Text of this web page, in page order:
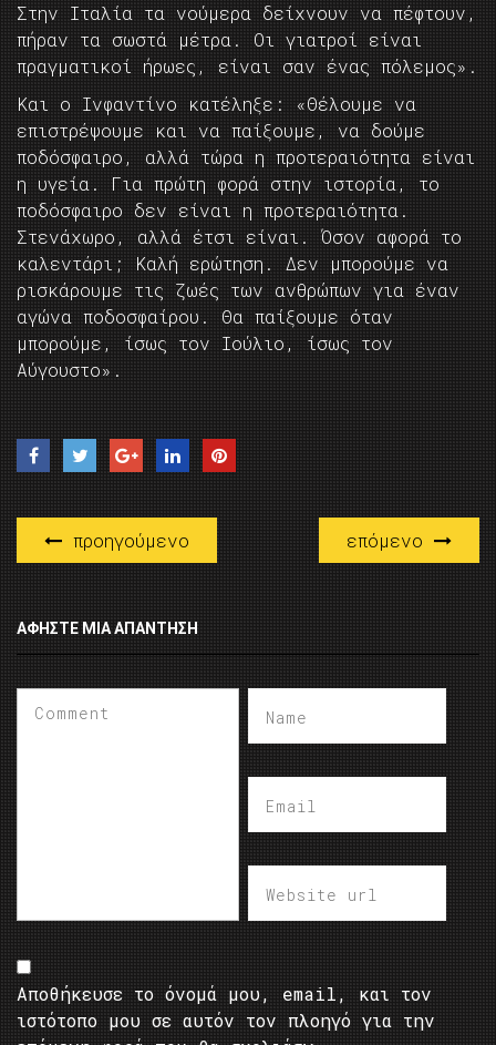
Στην Ιταλία τα νούμερα δείχνουν να πέφτουν,
πήραν τα σωστά μέτρα. Οι γιατροί είναι
πραγματικοί ήρωες, είναι σαν ένας πόλεμος».
Και ο Ινφαντίνο κατέληξε: «Θέλουμε να
επιστρέψουμε και να παίξουμε, να δούμε
ποδόσφαιρο, αλλά τώρα η προτεραιότητα είναι
η υγεία. Για πρώτη φορά στην ιστορία, το
ποδόσφαιρο δεν είναι η προτεραιότητα.
Στενάχωρο, αλλά έτσι είναι. Όσον αφορά το
καλεντάρι; Καλή ερώτηση. Δεν μπορούμε να
ρισκάρουμε τις ζωές των ανθρώπων για έναν
αγώνα ποδοσφαίρου. Θα παίξουμε όταν
μπορούμε, ίσως τον Ιούλιο, ίσως τον
Αύγουστο».
προηγούμενο επόμενο
ΑΦΉΣΤΕ ΜΙΑ ΑΠΆΝΤΗΣΗ
Αποθήκευσε το όνομά μου, email, και τον
ιστότοπο μου σε αυτόν τον πλοηγό για την